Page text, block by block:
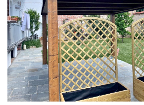
PERGOLA 4 X 3 COLOR MIRTO